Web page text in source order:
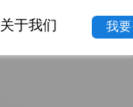
关于我们 我